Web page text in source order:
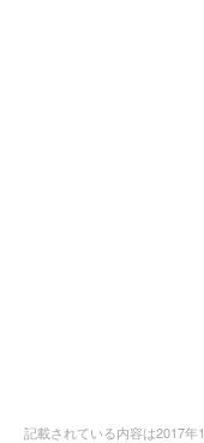
記載されている内容は2017